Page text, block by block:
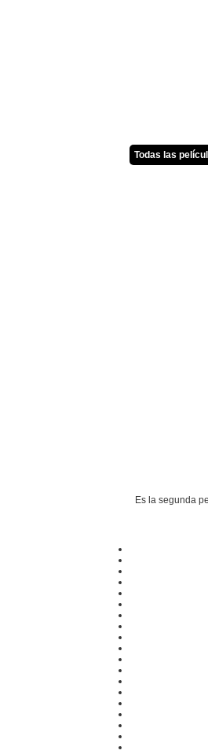
Todas las
Es la segunda